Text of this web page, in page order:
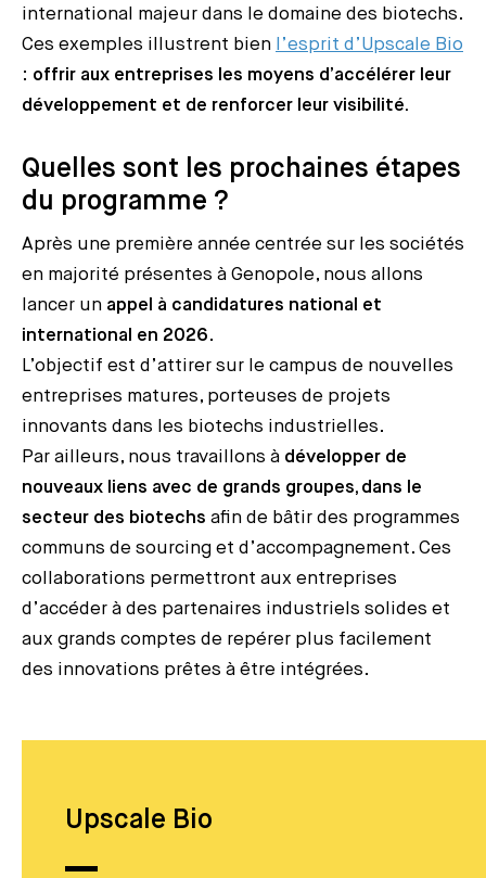
international majeur dans le domaine des biotechs.
Ces exemples illustrent bien
l’esprit d’Upscale Bio
: offrir aux entreprises les moyens d’accélérer leur
développement et de renforcer leur visibilité.
Quelles sont les prochaines étapes
du programme ?
Après une première année centrée sur les sociétés
en majorité présentes à Genopole, nous allons
lancer un appel à candidatures national et
international en 2026.
L’objectif est d’attirer sur le campus de nouvelles
entreprises matures, porteuses de projets
innovants dans les biotechs industrielles.
Par ailleurs, nous travaillons à développer de
nouveaux liens avec de grands groupes, dans le
secteur des biotechs afin de bâtir des programmes
communs de sourcing et d’accompagnement. Ces
collaborations permettront aux entreprises
d’accéder à des partenaires industriels solides et
aux grands comptes de repérer plus facilement
des innovations prêtes à être intégrées.
Upscale Bio